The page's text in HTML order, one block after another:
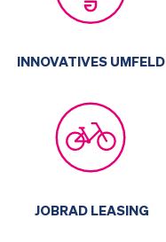
INNOVATIVES UMFELD
JOBRAD LEASING